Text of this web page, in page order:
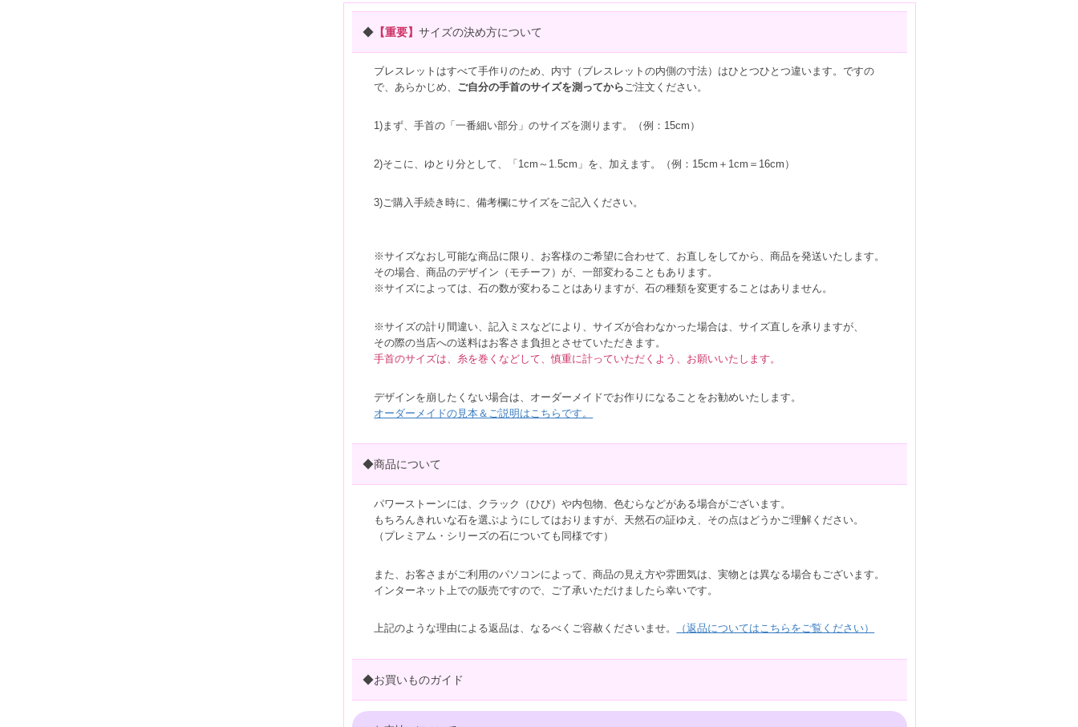
◆ 【重要】サイズの決め方について
ブレスレットはすべて手作りのため、内寸（ブレスレットの内側の寸法）はひとつひとつ違います。ですの
で、あらかじめ、 ご自分の手首のサイズを測ってからご注文ください。
1)まず、手首の「一番細い部分」のサイズを測ります。（例：15cm）
2)そこに、ゆとり分として、「1cm～1.5cm」を、加えます。（例：15cm＋1cm＝16cm）
3)ご購入手続き時に、備考欄にサイズをご記入ください。
※サイズなおし可能な商品に限り、お客様のご希望に合わせて、お直しをしてから、商品を発送いたします。
その場合、商品のデザイン（モチーフ）が、一部変わることもあります。
※サイズによっては、石の数が変わることはありますが、石の種類を変更することはありません。
※サイズの計り間違い、記入ミスなどにより、サイズが合わなかった場合は、サイズ直しを承りますが、
その際の当店への送料はお客さま負担とさせていただきます。
手首のサイズは、糸を巻くなどして、慎重に計っていただくよう、お願いいたします。
デザインを崩したくない場合は、オーダーメイドでお作りになることをお勧めいたします。
オーダーメイドの見本＆ご説明はこちらです。
◆商品について
パワーストーンには、クラック（ひび）や内包物、色むらなどがある場合がございます。
もちろんきれいな石を選ぶようにしてはおりますが、天然石の証ゆえ、その点はどうかご理解ください。
（プレミアム・シリーズの石についても同様です）
また、お客さまがご利用のパソコンによって、商品の見え方や雰囲気は、実物とは異なる場合もございます。
インターネット上での販売ですので、ご了承いただけましたら幸いです。
上記のような理由による返品は、なるべくご容赦くださいませ。 （返品についてはこちらをご覧ください）
◆お買いものガイド